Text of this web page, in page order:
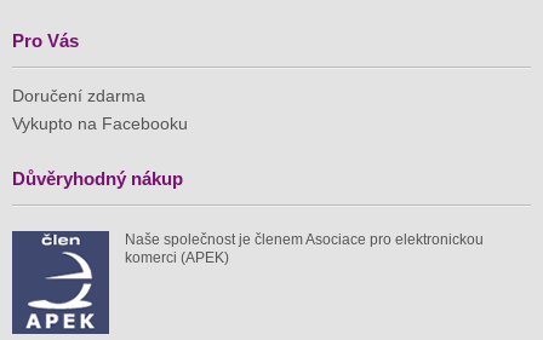
Pro Vás
Doručení zdarma
Vykupto na Facebooku
Důvěryhodný nákup
Naše společnost je členem Asociace pro elektronickou
komerci (APEK)